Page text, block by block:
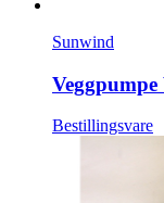
Sunwind
Bestillingsvare